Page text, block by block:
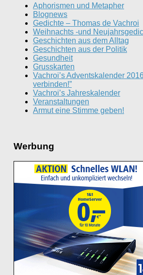
Aphorismen und Metapher
Blognews
Gedichte – Thomas de Vachroi
Weihnachts -und
Geschichten aus dem Alltag
Geschichten aus der Politik
Gesundheit
Grusskarten
Vachroi’s Adventskalender
verbinden!”
Vachroi’s Jahreskalender
Veranstaltungen
Armut eine Stimme geben!
Werbung